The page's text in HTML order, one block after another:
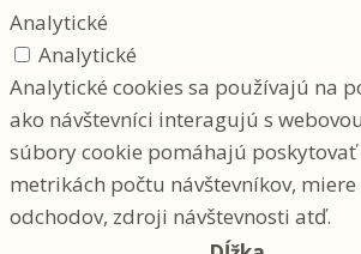
Analytické
Analytické
Analytické cookies sa používajú na
ako návštevníci interagujú s
súbory cookie pomáhajú
metrikách počtu návštevníkov,
odchodov, zdroji návštevnosti atď.